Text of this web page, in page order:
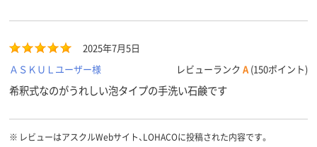
2025年7月5日
ＡＳＫＵＬユーザー様
レビューランク A (150ポイント)
希釈式なのがうれしい泡タイプの手洗い石鹸です
※ レビューはアスクルWebサイト、LOHACOに投稿された内容です。